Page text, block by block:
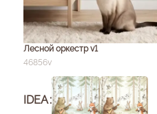
Лесной оркестр v1
46856v
IDEA